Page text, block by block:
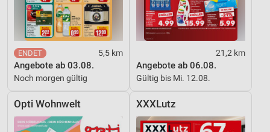
5,5 km
Angebote ab 03.08.
Noch morgen gültig
21,2 km
Angebote ab 06.08.
Gültig bis Mi. 12.08.
Opti Wohnwelt XXXLutz